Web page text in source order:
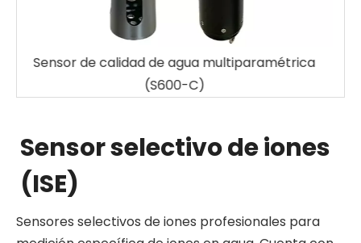
Sensor de agua uvcod (S33-A)
Sensor selectivo de iones
(ISE)
Sensores selectivos de iones profesionales para